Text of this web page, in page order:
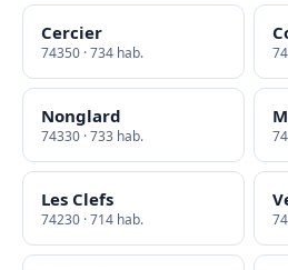
Cercier
74350 · 734 hab.
Nonglard
74330 · 733 hab.
Les Clefs
74230 · 714 hab.